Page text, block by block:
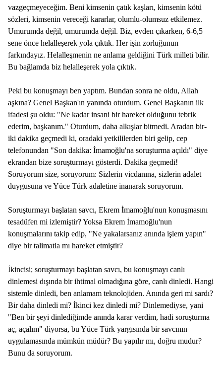
vazgeçmeyeceğim. Beni kimsenin çatık kaşları, kimsenin kötü
sözleri, kimsenin vereceği kararlar, olumlu-olumsuz etkilemez.
Umurumda değil, umurumda değil. Biz, evden çıkarken, 6-6,5
sene önce helalleşerek yola çıktık. Her işin zorluğunun
farkındayız. Helalleşmenin ne anlama geldiğini Türk milleti bilir.
Bu bağlamda biz helalleşerek yola çıktık.
Peki bu konuşmayı ben yaptım. Bundan sonra ne oldu, Allah
aşkına? Genel Başkan'ın yanında oturdum. Genel Başkanın ilk
ifadesi şu oldu: "Ne kadar insani bir hareket olduğunu tebrik
ederim, başkanım." Oturdum, daha alkışlar bitmedi. Aradan bir-
iki dakika geçmedi ki, oradaki yetkililerden biri gelip, cep
telefonundan "Son dakika: İmamoğlu'na soruşturma açıldı" diye
ekrandan bize soruşturmayı gösterdi. Dakika geçmedi!
Soruyorum size, soruyorum: Sizlerin vicdanına, sizlerin adalet
duygusuna ve Yüce Türk adaletine inanarak soruyorum.
Soruşturmayı başlatan savcı, Ekrem İmamoğlu'nun konuşmasını
tesadüfen mi izlemiştir? Yoksa Ekrem İmamoğlu'nun
konuşmalarını takip edip, "Ne yakalarsanız anında işlem yapın"
diye bir talimatla mı hareket etmiştir?
İkincisi; soruşturmayı başlatan savcı, bu konuşmayı canlı
dinlemesi dışında bir ihtimal olmadığına göre, canlı dinledi. Hangi
sistemle dinledi, ben anlamam teknolojiden. Anında geri mi sardı?
Bir daha dinledi mi? İkinci kez dinledi mi? Dinlemediyse, yani
"Ben bir şeyi dinlediğimde anında karar verdim, hadi soruşturma
aç, açalım" diyorsa, bu Yüce Türk yargısında bir savcının
uygulamasında mümkün müdür? Bu yapılır mı, doğru mudur?
Bunu da soruyorum.